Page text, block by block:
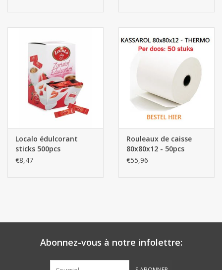
Localo édulcorant
sticks 500pcs
€8,47
Rouleaux de caisse
80x80x12 - 50pcs
€55,96
Abonnez-vous à notre infolettre: